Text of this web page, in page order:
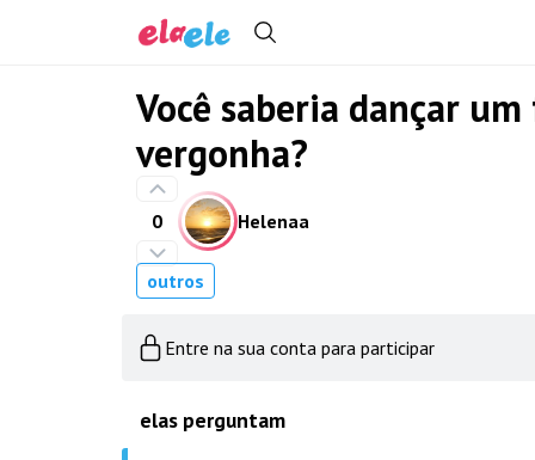
Você saberia dançar
vergonha?
0 Helenaa
outros
Entre na sua conta para participar
elas perguntam